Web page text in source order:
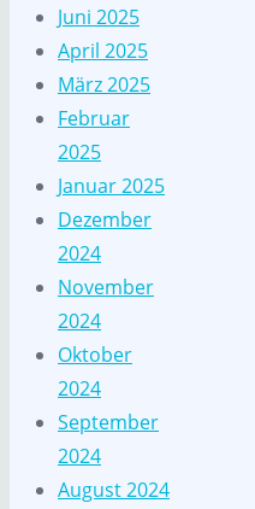
Juni 2025
April 2025
März 2025
Februar
2025
Januar 2025
Dezember
2024
November
2024
Oktober
2024
September
2024
August 2024